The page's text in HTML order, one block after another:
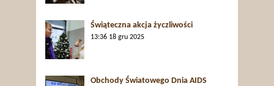
Świąteczna akcja życzliwości
13:36 18 gru 2025
Obchody Światowego Dnia AIDS